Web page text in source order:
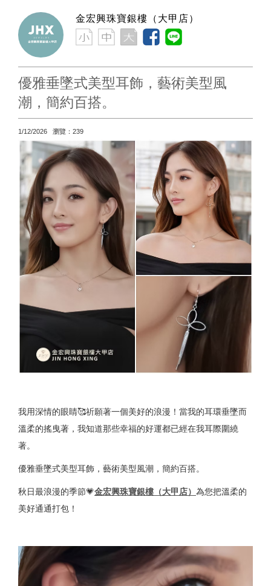
金宏興珠寶銀樓（大甲店）
優雅垂墜式美型耳飾，藝術美型風
潮，簡約百搭。
1/12/2026 瀏覽：239
我用深情的眼睛🥰祈願著一個美好的浪漫！當我的耳環垂墜而
溫柔的搖曳著，我知道那些幸福的好運都已經在我耳際圍繞
著。
優雅垂墜式美型耳飾，藝術美型風潮，簡約百搭。
秋日最浪漫的季節💗金宏興珠寶銀樓（大甲店） 為您把溫柔的
美好通通打包！